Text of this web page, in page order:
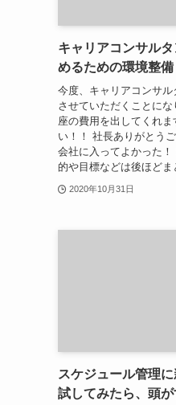
キャリアコンサル
めるための環境整備
今度、キャリアコンサ
させていただくことに
座の費用を出してくれ
い！！ 社長ありがとう
会社に入ってよかった
的や目標などは後ほどま
2020年10月31日
スケジュール管理
試してみたら、頭